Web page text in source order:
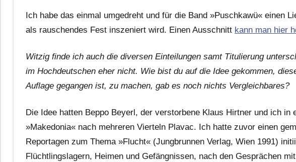
Ich habe das einmal umgedreht und für die Band »Puschkawü« einen
als rauschendes Fest inszeniert wird. Einen Ausschnitt kann man hier
Witzig finde ich auch die diversen Einteilungen samt Titulierung
im Hochdeutschen eher nicht. Wie bist du auf die Idee gekommen,
Auflage gegangen ist, zu machen, gab es noch nichts Vergleichbares?
Die Idee hatten Beppo Beyerl, der verstorbene Klaus Hirtner und ich in
»Makedonia« nach mehreren Vierteln Plavac. Ich hatte zuvor einen
Reportagen zum Thema »Flucht« (Jungbrunnen Verlag, Wien 1991)
Flüchtlingslagern, Heimen und Gefängnissen, nach den Gesprächen